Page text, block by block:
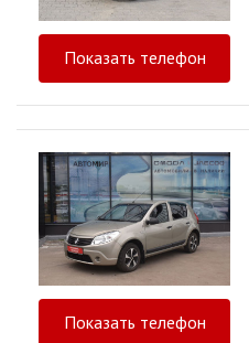
Показать телефон
Показать телефон